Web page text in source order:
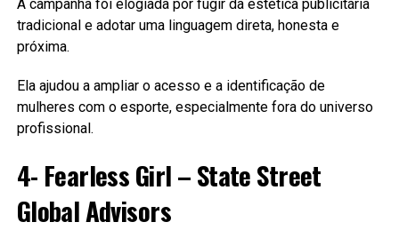
A campanha foi elogiada por fugir da estética publicitária
tradicional e adotar uma linguagem direta, honesta e
próxima.
Ela ajudou a ampliar o acesso e a identificação de
mulheres com o esporte, especialmente fora do universo
profissional.
4- Fearless Girl – State Street
Global Advisors